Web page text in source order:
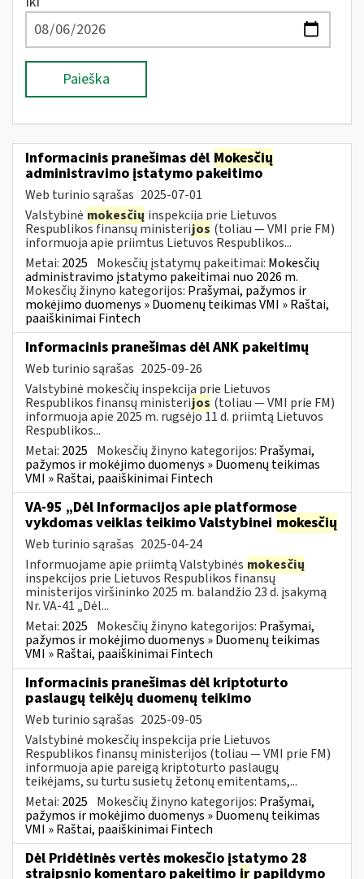
Paieška
Informacinis pranešimas dėl Mokesčių
administravimo įstatymo pakeitimo
Web turinio sąrašas 2025-07-01
Valstybinė mokesčių inspekcija prie Lietuvos
Respublikos finansų ministerijos (toliau — VMI prie FM)
informuoja apie priimtus Lietuvos Respublikos...
Metai: 2025 Mokesčių įstatymų pakeitimai: Mokesčių
administravimo įstatymo pakeitimai nuo 2026 m.
Mokesčių žinyno kategorijos: Prašymai, pažymos ir
mokėjimo duomenys » Duomenų teikimas VMI » Raštai,
paaiškinimai Fintech
Informacinis pranešimas dėl ANK pakeitimų
Web turinio sąrašas 2025-09-26
Valstybinė mokesčių inspekcija prie Lietuvos
Respublikos finansų ministerijos (toliau — VMI prie FM)
informuoja apie 2025 m. rugsėjo 11 d. priimtą Lietuvos
Respublikos...
Metai: 2025 Mokesčių žinyno kategorijos: Prašymai,
pažymos ir mokėjimo duomenys » Duomenų teikimas
VMI » Raštai, paaiškinimai Fintech
VA-95 „Dėl Informacijos apie platformose
vykdomas veiklas teikimo Valstybinei mokesčių
Web turinio sąrašas 2025-04-24
Informuojame apie priimtą Valstybinės mokesčių
inspekcijos prie Lietuvos Respublikos finansų
ministerijos viršininko 2025 m. balandžio 23 d. įsakymą
Nr. VA-41 „Dėl...
Metai: 2025 Mokesčių žinyno kategorijos: Prašymai,
pažymos ir mokėjimo duomenys » Duomenų teikimas
VMI » Raštai, paaiškinimai Fintech
Informacinis pranešimas dėl kriptoturto
paslaugų teikėjų duomenų teikimo
Web turinio sąrašas 2025-09-05
Valstybinė mokesčių inspekcija prie Lietuvos
Respublikos finansų ministerijos (toliau — VMI prie FM)
informuoja apie pareigą kriptoturto paslaugų
teikėjams, su turtu susietų žetonų emitentams,...
Metai: 2025 Mokesčių žinyno kategorijos: Prašymai,
pažymos ir mokėjimo duomenys » Duomenų teikimas
VMI » Raštai, paaiškinimai Fintech
Dėl Pridėtinės vertės mokesčio įstatymo 28
straipsnio komentaro pakeitimo ir papildymo